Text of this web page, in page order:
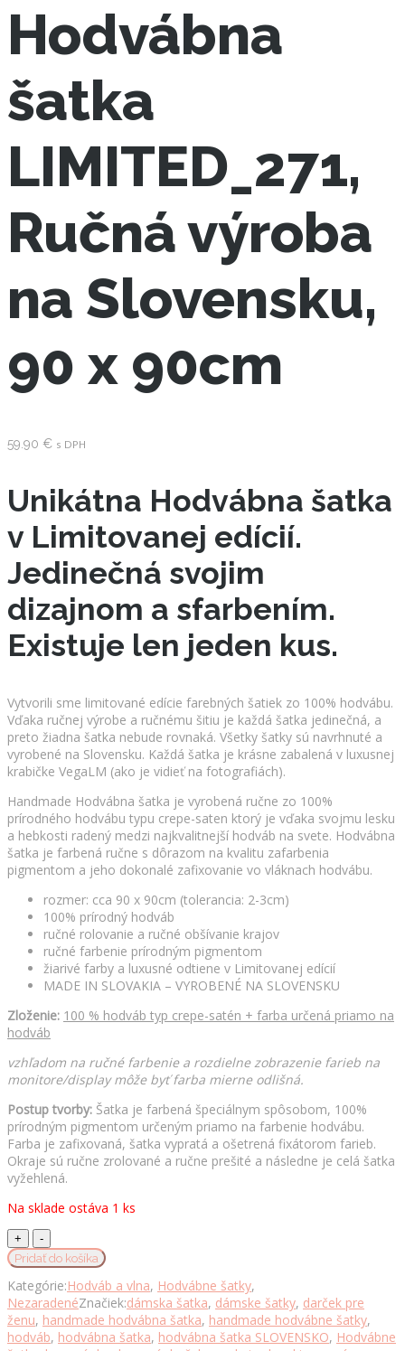
Hodvábna
šatka
LIMITED_271,
Ručná výroba
na Slovensku,
90 x 90cm
59.90 € s DPH
Unikátna Hodvábna šatka
v Limitovanej edícií.
Jedinečná svojim
dizajnom a sfarbením.
Existuje len jeden kus.
Vytvorili sme limitované edície farebných šatiek zo 100% hodvábu.
Vďaka ručnej výrobe a ručnému šitiu je každá šatka jedinečná, a
preto žiadna šatka nebude rovnaká. Všetky šatky sú navrhnuté a
vyrobené na Slovensku. Každá šatka je krásne zabalená v luxusnej
krabičke VegaLM (ako je vidieť na fotografiách).
Handmade Hodvábna šatka je vyrobená ručne zo 100%
prírodného hodvábu typu crepe-saten ktorý je vďaka svojmu lesku
a hebkosti radený medzi najkvalitnejší hodváb na svete. Hodvábna
šatka je farbená ručne s dôrazom na kvalitu zafarbenia
pigmentom a jeho dokonalé zafixovanie vo vláknach hodvábu.
rozmer: cca 90 x 90cm (tolerancia: 2-3cm)
100% prírodný hodváb
ručné rolovanie a ručné obšívanie krajov
ručné farbenie prírodným pigmentom
žiarivé farby a luxusné odtiene v Limitovanej edícií
MADE IN SLOVAKIA – VYROBENÉ NA SLOVENSKU
Zloženie: 100 % hodváb typ crepe-satén + farba určená priamo na
hodváb
vzhľadom na ručné farbenie a rozdielne zobrazenie farieb na
monitore/display môže byť farba mierne odlišná.
Postup tvorby: Šatka je farbená špeciálnym spôsobom, 100%
prírodným pigmentom určeným priamo na farbenie hodvábu.
Farba je zafixovaná, šatka vypratá a ošetrená fixátorom farieb.
Okraje sú ručne zrolované a ručne prešité a následne je celá šatka
vyžehlená.
Na sklade ostáva 1 ks
Hodvábna
šatka
LIMITED_271,
Ručná
výroba
na
Slovensku,
Pridať do košíka
Kategórie:Hodváb a vlna, Hodvábne šatky,
NezaradenéZnačiek:dámska šatka, dámske šatky, darček pre
ženu, handmade hodvábna šatka, handmade hodvábne šatky,
hodváb, hodvábna šatka, hodvábna šatka SLOVENSKO, Hodvábne